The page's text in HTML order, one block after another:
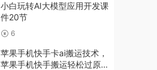
小白玩转AI大模型应用开发课
件20节
6
苹果手机快手卡ai搬运技术，
苹果手机快手搬运轻松过原创